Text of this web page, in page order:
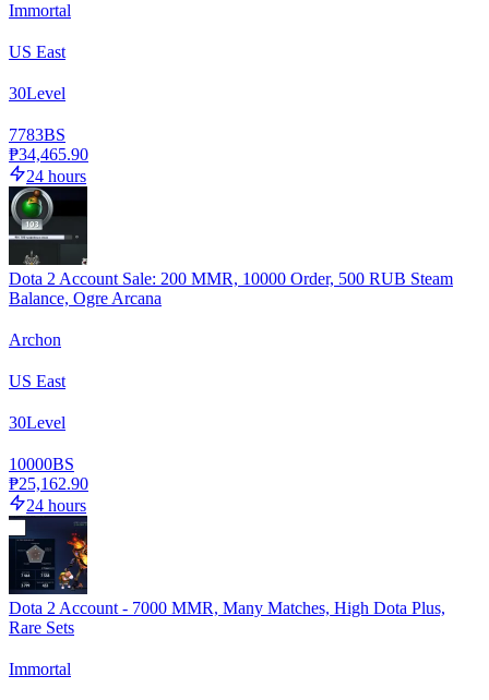
Immortal
US East
30Level
7783BS
₱34,465.90
24 hours
Dota 2 Account Sale: 200 MMR, 10000 Order, 500 RUB Steam
Balance, Ogre Arcana
Archon
US East
30Level
10000BS
₱25,162.90
24 hours
Dota 2 Account - 7000 MMR, Many Matches, High Dota Plus,
Rare Sets
Immortal